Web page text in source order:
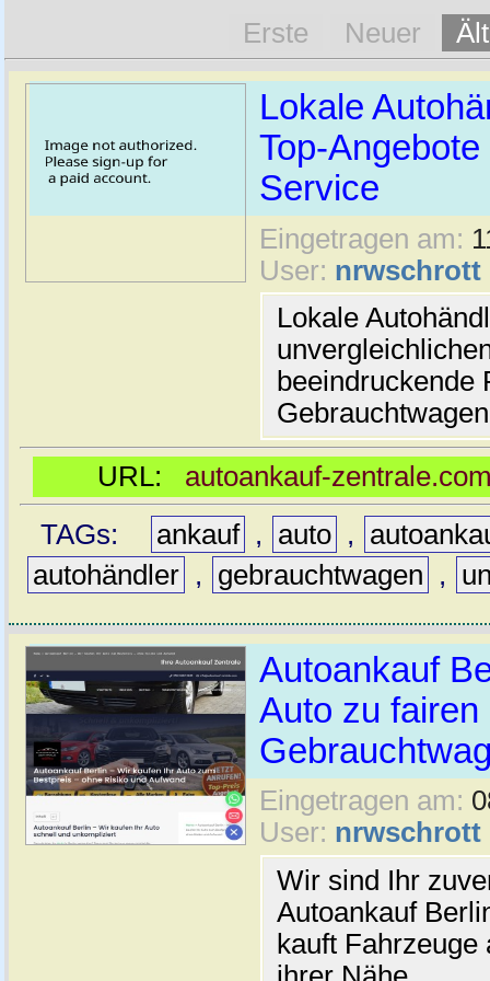
Erste Neuer
Lokale
Top-
Service
Eingetragen am:
User: nrwschrott
Lokale
beeindruckende
Gebrauchtwagen
URL: autoankauf-
TAGs:
ankauf , auto ,
autohändler , gebrauchtwagen ,
Autoankauf
Auto zu fairen
Eingetragen am:
User: nrwschrott
Wir sind Ihr
Autoankauf
kauft